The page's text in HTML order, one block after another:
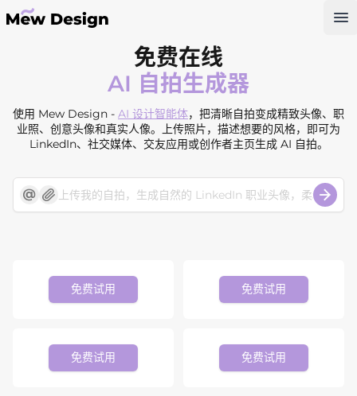
免费在线
AI 自拍生成器
使用 Mew Design - AI 设计智能体，把清晰自拍变成精致头像、职
业照、创意头像和真实人像。上传照片，描述想要的风格，即可为
LinkedIn、社交媒体、交友应用或创作者主页生成 AI 自拍。
免费试用 免费试用
免费试用 免费试用